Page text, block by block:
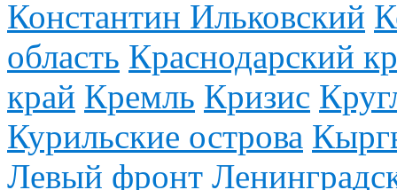
Константин Ильковский
область Краснодарский
край Кремль Кризис
Курильские острова
Левый фронт